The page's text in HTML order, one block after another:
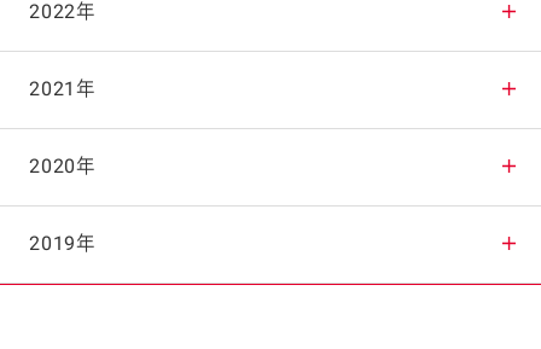
2025年10月
2025年9月
2025年8月
2025年7月
2024年11月
2024年10月
2024年9月
2024年8月
2023年12月
2023年11月
2023年10月
2023年9月
2022年
2022年12月
2022年11月
2022年10月
2021年
2021年12月
2021年11月
2020年
2020年12月
2019年